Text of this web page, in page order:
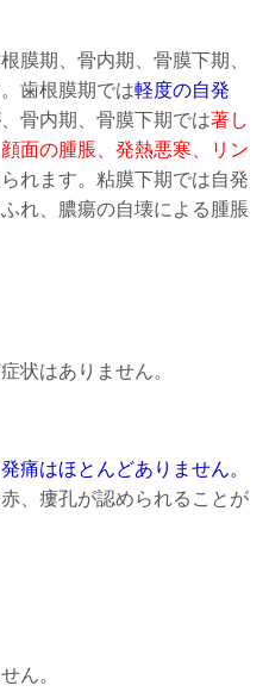
膜期、骨内期、骨膜下期、
歯根膜期では軽度の自発
骨内期、骨膜下期では著し
面の腫脹、発熱悪寒、リン
れます。粘膜下期では自発
れ、膿瘍の自壊による腫脹
状はありません。
痛はほとんどありません。
、瘻孔が認められることが
ん。